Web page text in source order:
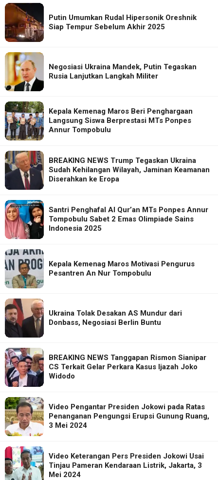
Putin Umumkan Rudal Hipersonik Oreshnik
Siap Tempur Sebelum Akhir 2025
Negosiasi Ukraina Mandek, Putin Tegaskan
Rusia Lanjutkan Langkah Militer
Kepala Kemenag Maros Beri Penghargaan
Langsung Siswa Berprestasi MTs Ponpes
Annur Tompobulu
BREAKING NEWS Trump Tegaskan Ukraina
Sudah Kehilangan Wilayah, Jaminan Keamanan
Diserahkan ke Eropa
Santri Penghafal Al Qur’an MTs Ponpes Annur
Tompobulu Sabet 2 Emas Olimpiade Sains
Indonesia 2025
Kepala Kemenag Maros Motivasi Pengurus
Pesantren An Nur Tompobulu
Ukraina Tolak Desakan AS Mundur dari
Donbass, Negosiasi Berlin Buntu
BREAKING NEWS Tanggapan Rismon Sianipar
CS Terkait Gelar Perkara Kasus Ijazah Joko
Widodo
Video Pengantar Presiden Jokowi pada Ratas
Penanganan Pengungsi Erupsi Gunung Ruang,
3 Mei 2024
Video Keterangan Pers Presiden Jokowi Usai
Tinjau Pameran Kendaraan Listrik, Jakarta, 3
Mei 2024